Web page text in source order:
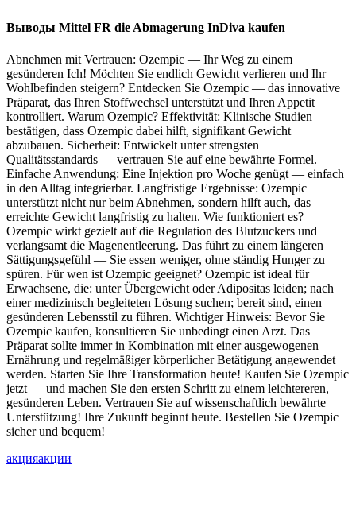
Выводы Mittel FR die Abmagerung InDiva kaufen
Abnehmen mit Vertrauen: Ozempic — Ihr Weg zu einem
gesünderen Ich! Möchten Sie endlich Gewicht verlieren und Ihr
Wohlbefinden steigern? Entdecken Sie Ozempic — das innovative
Präparat, das Ihren Stoffwechsel unterstützt und Ihren Appetit
kontrolliert. Warum Ozempic? Effektivität: Klinische Studien
bestätigen, dass Ozempic dabei hilft, signifikant Gewicht
abzubauen. Sicherheit: Entwickelt unter strengsten
Qualitätsstandards — vertrauen Sie auf eine bewährte Formel.
Einfache Anwendung: Eine Injektion pro Woche genügt — einfach
in den Alltag integrierbar. Langfristige Ergebnisse: Ozempic
unterstützt nicht nur beim Abnehmen, sondern hilft auch, das
erreichte Gewicht langfristig zu halten. Wie funktioniert es?
Ozempic wirkt gezielt auf die Regulation des Blutzuckers und
verlangsamt die Magenentleerung. Das führt zu einem längeren
Sättigungsgefühl — Sie essen weniger, ohne ständig Hunger zu
spüren. Für wen ist Ozempic geeignet? Ozempic ist ideal für
Erwachsene, die: unter Übergewicht oder Adipositas leiden; nach
einer medizinisch begleiteten Lösung suchen; bereit sind, einen
gesünderen Lebensstil zu führen. Wichtiger Hinweis: Bevor Sie
Ozempic kaufen, konsultieren Sie unbedingt einen Arzt. Das
Präparat sollte immer in Kombination mit einer ausgewogenen
Ernährung und regelmäßiger körperlicher Betätigung angewendet
werden. Starten Sie Ihre Transformation heute! Kaufen Sie Ozempic
jetzt — und machen Sie den ersten Schritt zu einem leichtereren,
gesünderen Leben. Vertrauen Sie auf wissenschaftlich bewährte
Unterstützung! Ihre Zukunft beginnt heute. Bestellen Sie Ozempic
sicher und bequem!
акцияакции